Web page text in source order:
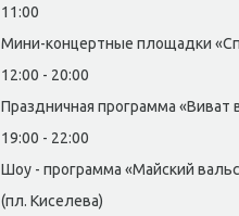
11:00
Мини-концертные плοщадки
12:00 - 20:00
Праздничная программа «Виват
19:00 - 22:00
Шоу - программа «Майский
(пл. Киселева)